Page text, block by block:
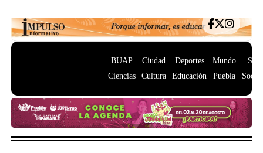
BUAP
Ciencias
Ciudad
Cultura
Deportes
Educación
Mundo
Puebla